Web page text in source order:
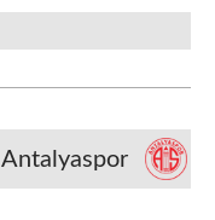
Antalyaspor